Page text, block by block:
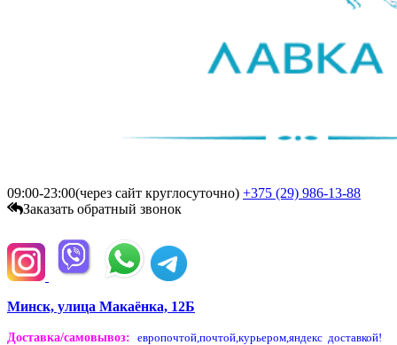
09:00-23:00(через сайт круглосуточно) +375 (29) 986-13-88
Заказать обратный звонок
Минск, улица Макаёнка, 12Б
Доставка/самовывоз: европочтой,почтой,курьером,яндекс доставкой!